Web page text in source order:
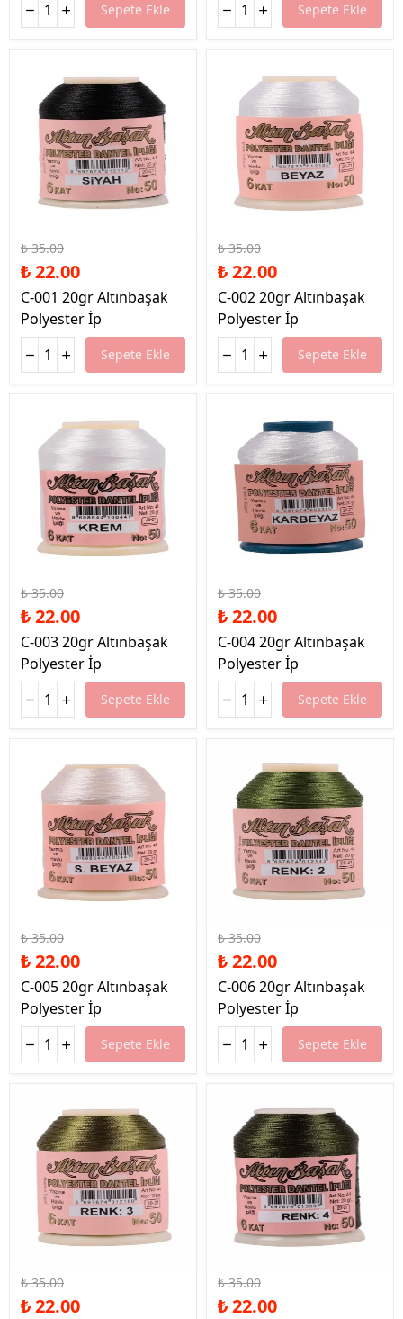
Sepete Ekle Sepete Ekle
₺ 35.00
₺ 22.00
C-001 20gr Altınbaşak
Polyester İp
Sepete Ekle
₺ 35.00
₺ 22.00
C-002 20gr Altınbaşak
Polyester İp
Sepete Ekle
₺ 35.00
₺ 22.00
C-003 20gr Altınbaşak
Polyester İp
Sepete Ekle
₺ 35.00
₺ 22.00
C-004 20gr Altınbaşak
Polyester İp
Sepete Ekle
₺ 35.00
₺ 22.00
C-005 20gr Altınbaşak
Polyester İp
Sepete Ekle
₺ 35.00
₺ 22.00
C-006 20gr Altınbaşak
Polyester İp
Sepete Ekle
₺ 35.00
₺ 22.00
₺ 35.00
₺ 22.00